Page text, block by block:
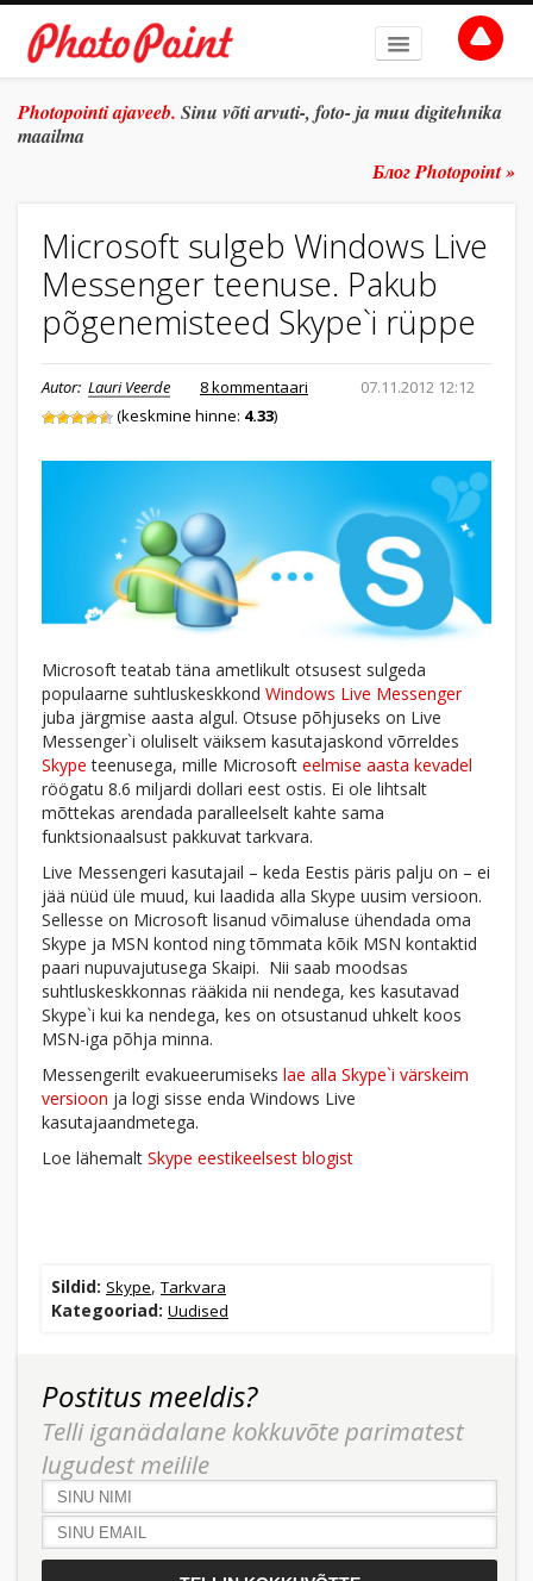
AVALEHT
SÜVITSI
ARHIIV
TULE TÖÖLE
E-POOD
Photopointi ajaveeb. Sinu võti arvuti-, foto- ja muu digitehnika
maailma
Блог Photopoint »
Microsoft sulgeb Windows Live
Messenger teenuse. Pakub
põgenemisteed Skype`i rüppe
Autor: Lauri Veerde 07.11.2012 12:12
8 kommentaari
(keskmine hinne: 4.33)
Microsoft teatab täna ametlikult otsusest sulgeda
populaarne suhtluskeskkond Windows Live Messenger
juba järgmise aasta algul. Otsuse põhjuseks on Live
Messenger`i oluliselt väiksem kasutajaskond võrreldes
Skype teenusega, mille Microsoft eelmise aasta kevadel
röögatu 8.6 miljardi dollari eest ostis. Ei ole lihtsalt
mõttekas arendada paralleelselt kahte sama
funktsionaalsust pakkuvat tarkvara.
Live Messengeri kasutajail – keda Eestis päris palju on – ei
jää nüüd üle muud, kui laadida alla Skype uusim versioon.
Sellesse on Microsoft lisanud võimaluse ühendada oma
Skype ja MSN kontod ning tõmmata kõik MSN kontaktid
paari nupuvajutusega Skaipi. Nii saab moodsas
suhtluskeskkonnas rääkida nii nendega, kes kasutavad
Skype`i kui ka nendega, kes on otsustanud uhkelt koos
MSN-iga põhja minna.
Messengerilt evakueerumiseks lae alla Skype`i värskeim
versioon ja logi sisse enda Windows Live
kasutajaandmetega.
Loe lähemalt Skype eestikeelsest blogist
Sildid: Skype, Tarkvara
Kategooriad: Uudised
Postitus meeldis?
Telli iganädalane kokkuvõte parimatest
lugudest meilile